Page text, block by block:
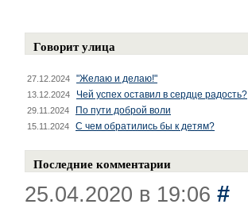
Говорит улица
27.12.2024 "Желаю и делаю!"
13.12.2024 Чей успех оставил в сердце радость?
29.11.2024 По пути доброй воли
15.11.2024 С чем обратились бы к детям?
Последние комментарии
25.04.2020 в 19:06 #